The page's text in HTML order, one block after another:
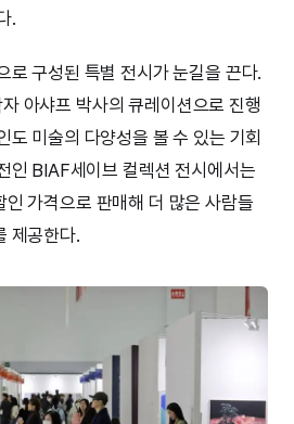
.
로 구성된 특별 전시가 눈길을 끈다.
아샤프 박사의 큐레이션으로 진행
도 미술의 다양성을 볼 수 있는 기회
인 BIAF세이브 컬렉션 전시에서는
가격으로 판매해 더 많은 사람들
제공한다.